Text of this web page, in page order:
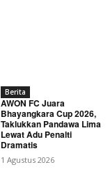
Berita
AWON FC Juara
Bhayangkara Cup 2026,
Taklukkan Pandawa Lima
Lewat Adu Penalti
Dramatis
1 Agustus 2026